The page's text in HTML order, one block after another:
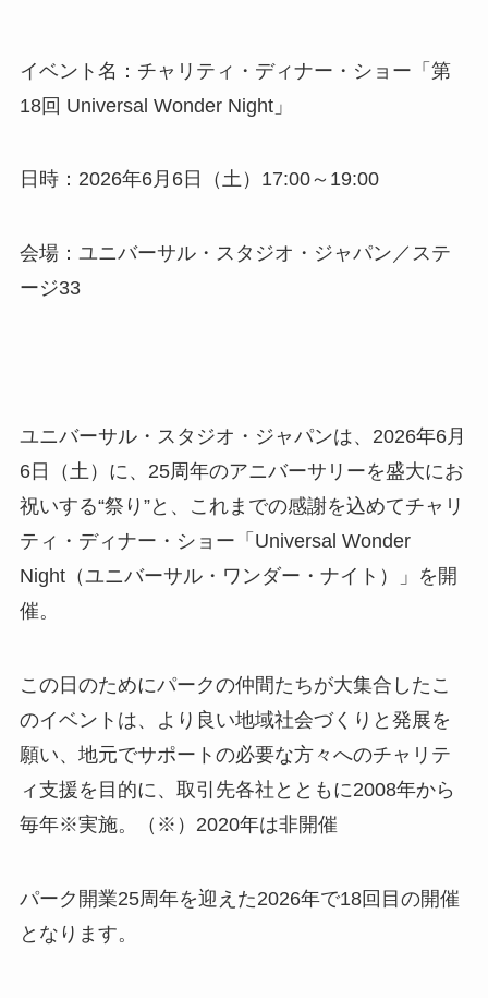
イベント名：チャリティ・ディナー・ショー「第
18回 Universal Wonder Night」
日時：2026年6月6日（土）17:00～19:00
会場：ユニバーサル・スタジオ・ジャパン／ステ
ージ33
ユニバーサル・スタジオ・ジャパンは、2026年6月
6日（土）に、25周年のアニバーサリーを盛大にお
祝いする“祭り”と、これまでの感謝を込めてチャリ
ティ・ディナー・ショー「Universal Wonder
Night（ユニバーサル・ワンダー・ナイト）」を開
催。
この日のためにパークの仲間たちが大集合したこ
のイベントは、より良い地域社会づくりと発展を
願い、地元でサポートの必要な方々へのチャリテ
ィ支援を目的に、取引先各社とともに2008年から
毎年※実施。（※）2020年は非開催
パーク開業25周年を迎えた2026年で18回目の開催
となります。